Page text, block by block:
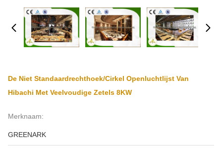
De Niet Standaardrechthoek/Cirkel Openluchtlijst Van
Hibachi Met Veelvoudige Zetels 8KW
Merknaam:
GREENARK